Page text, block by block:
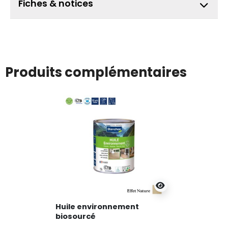
Fiches & notices
Produits complémentaires
Huile environnement
biosourcé